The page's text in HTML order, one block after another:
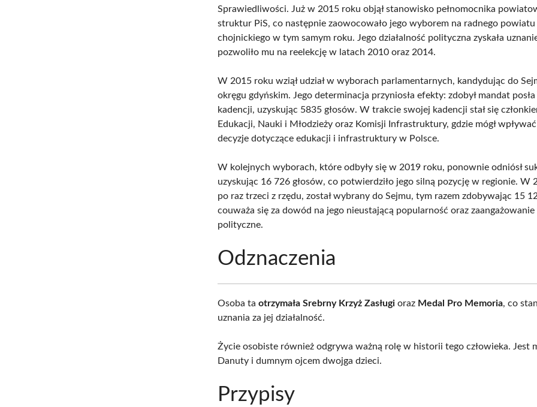
Sprawiedliwości. Już w 2015 roku objął stanowisko pełnomocnika
struktur PiS, co następnie zaowocowało jego wyborem na radnego powiatu
chojnickiego w tym samym roku. Jego działalność polityczna zyskała
pozwoliło mu na reelekcję w latach 2010 oraz 2014.
W 2015 roku wziął udział w wyborach parlamentarnych, kandydując do
okręgu gdyńskim. Jego determinacja przyniosła efekty: zdobył mandat posła
kadencji, uzyskując 5835 głosów. W trakcie swojej kadencji stał się
Edukacji, Nauki i Młodzieży oraz Komisji Infrastruktury, gdzie mógł
decyzje dotyczące edukacji i infrastruktury w Polsce.
W kolejnych wyborach, które odbyły się w 2019 roku, ponownie odniósł
uzyskując 16 726 głosów, co potwierdziło jego silną pozycję w regionie. W
po raz trzeci z rzędu, został wybrany do Sejmu, tym razem zdobywając 15
couważa się za dowód na jego nieustającą popularność oraz
polityczne.
Odznaczenia
Osoba taotrzymała Srebrny Krzyż Zasługi oraz Medal Pro Memoria, co
uznania za jej działalność.
Życie osobiste również odgrywa ważną rolę w historii tego człowieka. Jest
Danuty i dumnym ojcem dwojga dzieci.
Przypisy